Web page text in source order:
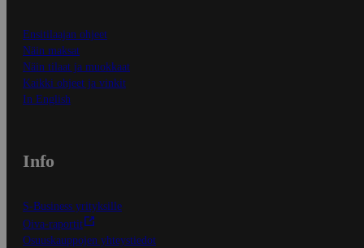
Ensitilaajan ohjeet
Näin maksat
Näin tilaat ja muokkaat
Kaikki ohjeet ja vinkit
In English
Info
S-Business yrityksille
Oiva-raportit
Osuuskauppojen yhteystiedot